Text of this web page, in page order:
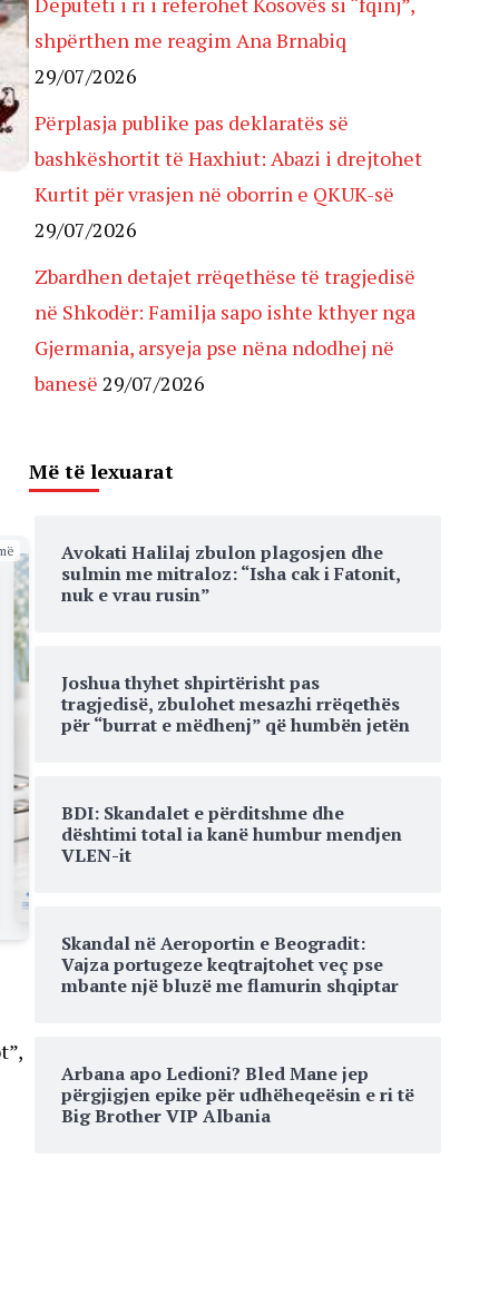
shpërthen me reagim Ana Brnabiq
29/07/2026
Përplasja publike pas deklaratës së
bashkëshortit të Haxhiut: Abazi i drejtohet
Kurtit për vrasjen në oborrin e QKUK-së
29/07/2026
Zbardhen detajet rrëqethëse të tragjedisë
në Shkodër: Familja sapo ishte kthyer nga
Gjermania, arsyeja pse nëna ndodhej në
banesë 29/07/2026
Më të lexuarat
Avokati Halilaj zbulon plagosjen dhe
sulmin me mitraloz: “Isha cak i Fatonit,
nuk e vrau rusin”
Joshua thyhet shpirtërisht pas
tragjedisë, zbulohet mesazhi rrëqethës
për “burrat e mëdhenj” që humbën jetën
BDI: Skandalet e përditshme dhe
dështimi total ia kanë humbur mendjen
VLEN-it
Skandal në Aeroportin e Beogradit:
Vajza portugeze keqtrajtohet veç pse
mbante një bluzë me flamurin shqiptar
Arbana apo Ledioni? Bled Mane jep
përgjigjen epike për udhëheqeësin e ri të
Big Brother VIP Albania